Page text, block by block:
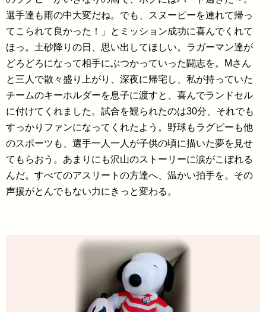
選手達も雨の中大変だね。でも、スヌーピーを連れて帰っ
てこられて良かった！」とミッション成功に喜んでくれて
ほっ。土砂降りの日、思い出してほしい。ラガーマン達が
どろどろになって相手にぶつかっていった闘志を。Mさん
と三人で散々盛り上がり、深夜に帰宅し、私が持っていた
チームのキーホルダーを息子に渡すと、喜んでランドセル
に付けてくれました。試合を観られたのは30分、それでも
すっかりファンになってくれたよう。野球もラグビーも他
のスポーツも、選手一人一人が子供の頃に描いた夢を見せ
てもらおう。あまりにも沢山のストーリーに涙がこぼれる
んだ。すべてのアスリートの方達へ、温かい拍手を。その
声援がとんでもない力にきっと変わる。